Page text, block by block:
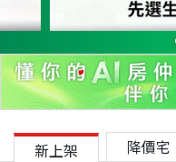
新上架 降價宅